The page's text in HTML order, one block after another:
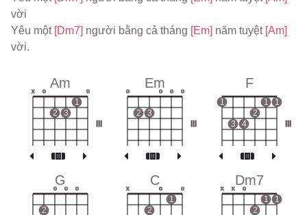
vời
Yêu một [Dm7] người bằng cả tháng [Em] năm tuyệt
vời.
Am
x o
2 3
1
o
Em
o
2 3
o o o
F
1
3 4
2
1 1
G
2
o o o
C
x
2
o
1
o
Dm7
x x o
2
1 1